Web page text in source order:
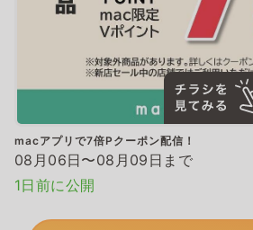
macアプリで7倍Pクーポン配信！
08月06日〜08月09日まで
1日前に公開